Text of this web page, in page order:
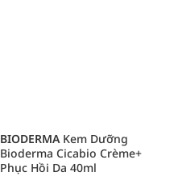
BIODERMAKem Dưỡng
Bioderma Cicabio Crème+
Phục Hồi Da 40ml